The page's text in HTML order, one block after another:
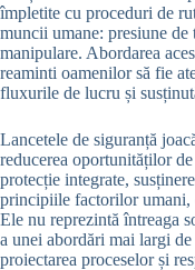
împletite cu proceduri de
muncii umane: presiune
manipulare. Abordarea
reaminti oamenilor să fie
fluxurile de lucru și
Lancetele de siguranță
reducerea oportunităților
protecție integrate,
principiile factorilor umani,
Ele nu reprezintă întreaga
a unei abordări mai largi
proiectarea proceselor și